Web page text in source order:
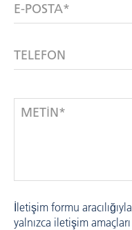
E-POSTA*
TELEFON
METIN*
İletişim formu
yalnızca iletişim